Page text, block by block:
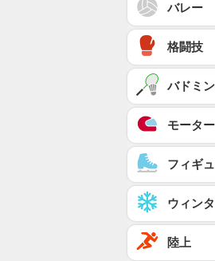
バレー
格闘技
バドミ
モーター
フィギ
ウィン
陸上